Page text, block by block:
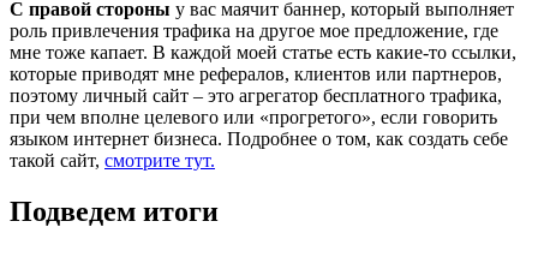
С правой стороны у вас маячит баннер, который выполняет
роль привлечения трафика на другое мое предложение, где
мне тоже капает. В каждой моей статье есть какие-то ссылки,
которые приводят мне рефералов, клиентов или партнеров,
поэтому личный сайт – это агрегатор бесплатного трафика,
при чем вполне целевого или «прогретого», если говорить
языком интернет бизнеса. Подробнее о том, как создать себе
такой сайт, смотрите тут.
Подведем итоги